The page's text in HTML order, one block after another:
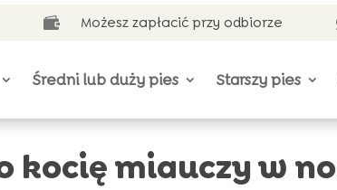
 Możesz zapłacić przy odbiorze
Średni lub duży pies Starszy pies
kocię miauczy w